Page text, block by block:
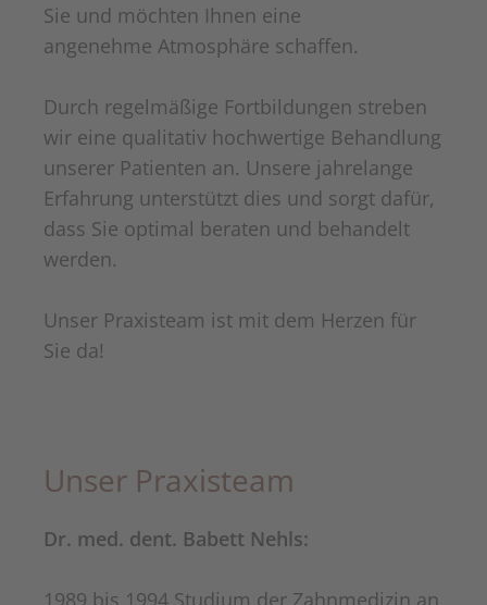
Sie und möchten Ihnen eine
angenehme Atmosphäre schaffen.
Durch regelmäßige Fortbildungen streben
wir eine qualitativ hochwertige Behandlung
unserer Patienten an. Unsere jahrelange
Erfahrung unterstützt dies und sorgt dafür,
dass Sie optimal beraten und behandelt
werden.
Unser Praxisteam ist mit dem Herzen für
Sie da!
Unser Praxisteam
Dr. med. dent. Babett Nehls:
1989 bis 1994 Studium der Zahnmedizin an